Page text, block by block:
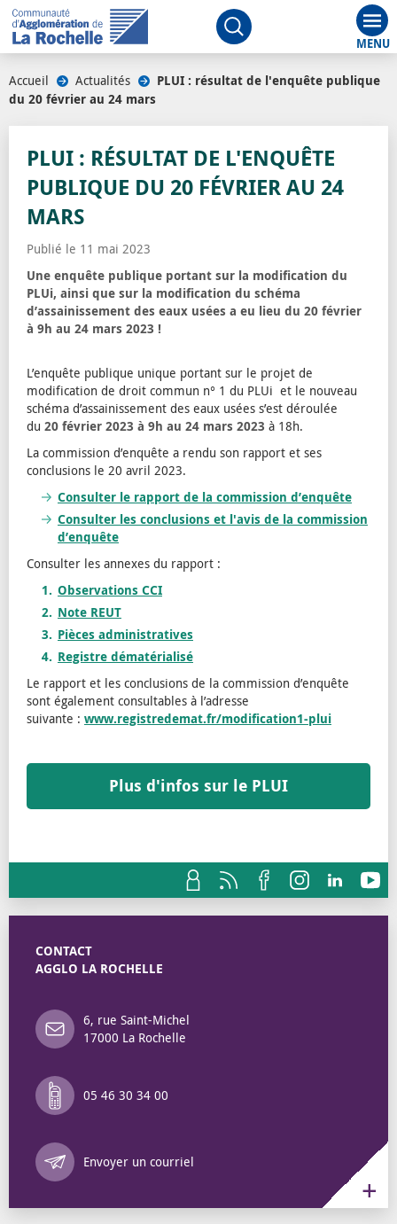
Ouvrir le moteur de
Accueil Actualités
PLUI : résultat de l'enquête publique
du 20 février au 24 mars
PLUI : RÉSULTAT DE L'ENQUÊTE
PUBLIQUE DU 20 FÉVRIER AU 24
MARS
Publié le 11 mai 2023
Une enquête publique portant sur la modification du
PLUi, ainsi que sur la modification du schéma
d’assainissement des eaux usées a eu lieu du 20 février
à 9h au 24 mars 2023 !
L’enquête publique unique portant sur le projet de
modification de droit commun n° 1 du PLUi et le nouveau
schéma d’assainissement des eaux usées s’est déroulée
du 20 février 2023 à 9h au 24 mars 2023 à 18h.
La commission d’enquête a rendu son rapport et ses
conclusions le 20 avril 2023.
Consulter le rapport de la commission d’enquête
Consulter les conclusions et l'avis de la commission
d’enquête
Consulter les annexes du rapport :
Observations CCI
Note REUT
Pièces administratives
Registre dématérialisé
Le rapport et les conclusions de la commission d’enquête
sont également consultables à l’adresse
suivante : www.registredemat.fr/modification1-plui
Plus d'infos sur le PLUI
CONTACT
AGGLO LA ROCHELLE
6, rue Saint-Michel
17000 La Rochelle
05 46 30 34 00
Envoyer un courriel
Annuaire